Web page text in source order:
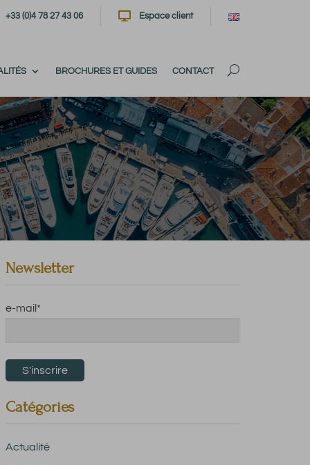
+33 (0)4 78 27 43 06  Espace client
BROCHURES ET GUIDES CONTACT
Newsletter
e-mail *
Catégories
Actualité